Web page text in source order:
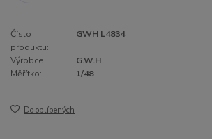
Číslo
produktu:
GWH L4834
Výrobce:
G.W.H
Měřítko:
1/48
Do oblíbených